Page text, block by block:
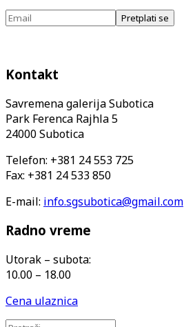
Kontakt
Savremena galerija Subotica
Park Ferenca Rajhla 5
24000 Subotica
Telefon: +381 24 553 725
Fax: +381 24 533 850
E-mail: info.sgsubotica@gmail.com
Radno vreme
Utorak – subota:
10.00 – 18.00
Cena ulaznica